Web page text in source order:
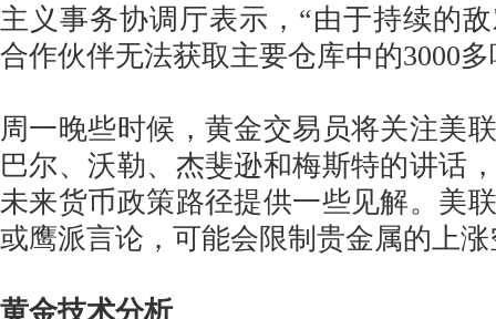
主义事务协调厅表示，“由于持续的
合作伙伴无法获取主要仓库中的3000
周一晚些时候，黄金交易员将关注美
巴尔、沃勒、杰斐逊和梅斯特的讲话
未来货币政策路径提供一些见解。美
或鹰派言论，可能会限制贵金属的上
黄金技术分析